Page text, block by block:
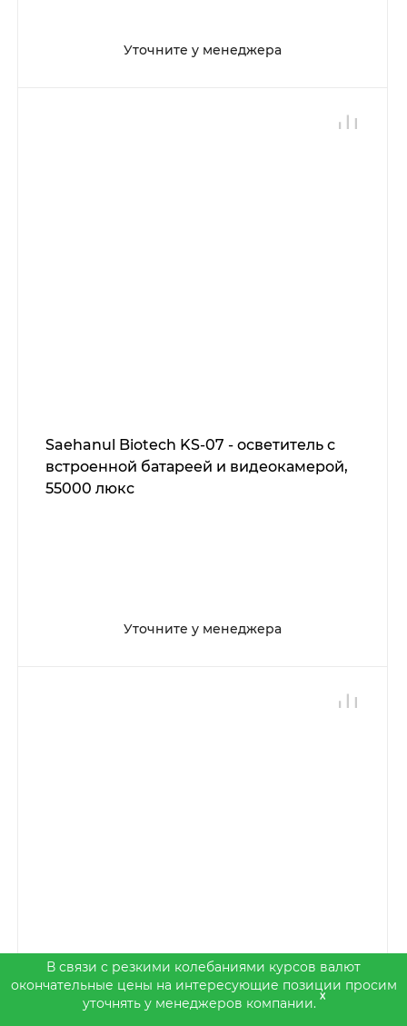
Уточните у менеджера
Saehanul Biotech KS-07 - осветитель с
встроенной батареей и видеокамерой,
55000 люкс
Уточните у менеджера
В связи с резкими колебаниями курсов валют
окончательные цены на интересующие позиции просим
уточнять у менеджеров компании.
x